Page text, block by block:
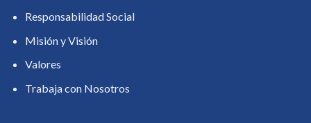
Responsabilidad Social
Misión y Visión
Valores
Trabaja con Nosotros